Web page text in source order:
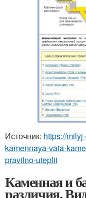
Источник: https://
kamennaya-vata-
pravilno-uteplit
Каменная и
различия.